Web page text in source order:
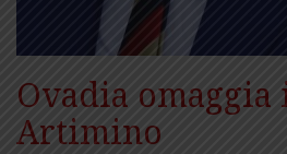
Ovadia
Artimino